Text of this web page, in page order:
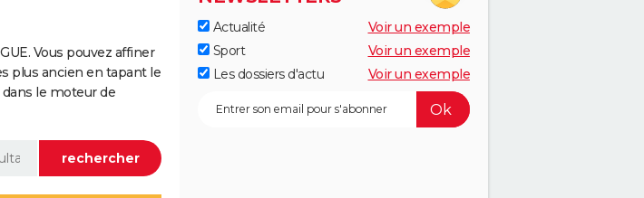
Vous pouvez affiner
plus ancien en tapant le
le moteur de
Actualité
Voir un exemple
Sport
Voir un exemple
Les dossiers d'actu
Voir un exemple